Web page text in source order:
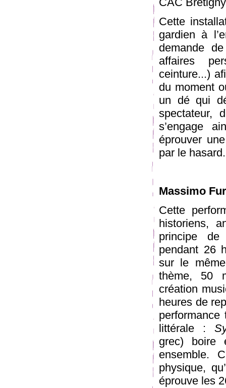
Cette
gardien à
demande
affaires
ceinture...)
du moment
un dé qui
spectateur,
s’engage
éprouver
par le hasard.
Massimo
Cette
historiens,
principe de
pendant 26
sur le
thème, 50
création
heures de
littérale :
grec) boire
ensemble.
physique,
éprouve les